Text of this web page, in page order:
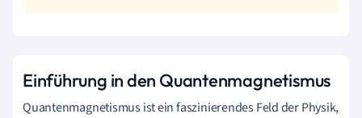
Einführung in den Quantenmagnetismus
Quantenmagnetismus ist ein faszinierendes Feld der Physik,